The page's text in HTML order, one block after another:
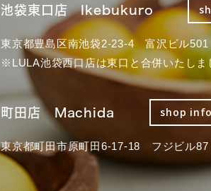
池袋東口店 Ikebukuro
東京都豊島区南池袋2-23-4 富沢ビル501
※LULA池袋西口店は東口と合併いたしま
町田店 Machida shop info
東京都町田市原町田6-17-18 フジビル